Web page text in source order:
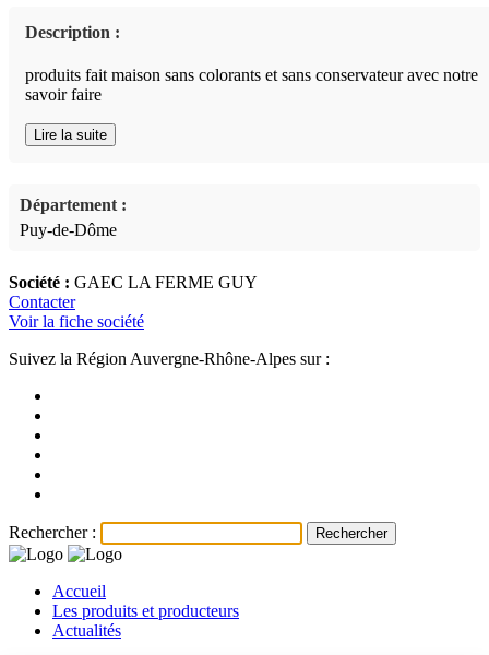
Description :
produits fait maison sans colorants et sans conservateur avec notre
savoir faire
Lire la suite
Département :
Puy-de-Dôme
Société : GAEC LA FERME GUY
Contacter
Voir la fiche société
Suivez la Région Auvergne-Rhône-Alpes sur :
Rechercher :
Accueil
Les produits et producteurs
Actualités